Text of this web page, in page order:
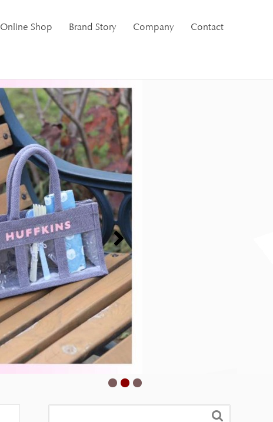
Online Shop Brand Story Company Contact
